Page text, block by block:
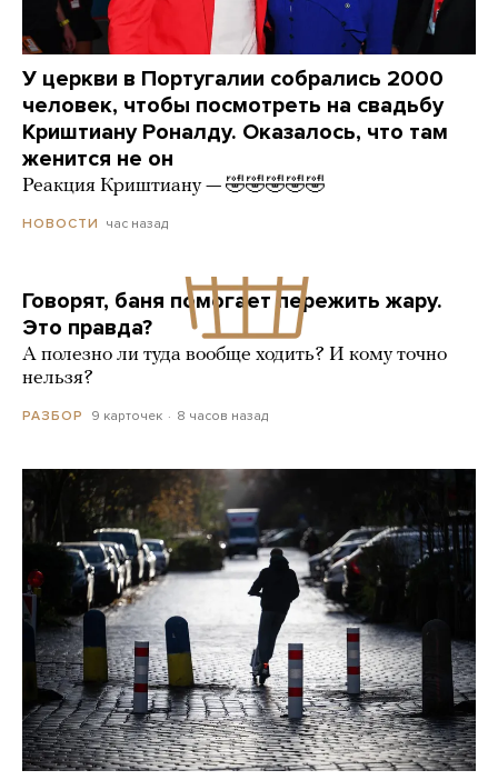
У церкви в Португалии собрались 2000
человек, чтобы посмотреть на свадьбу
Криштиану Роналду. Оказалось, что там
женится не он
Реакция Криштиану — 🤣🤣🤣🤣🤣
НОВОСТИ час назад
Говорят, баня помогает пережить жару.
Это правда?
А полезно ли туда вообще ходить? И кому точно
нельзя?
РАЗБОР 9 карточек 8 часов назад